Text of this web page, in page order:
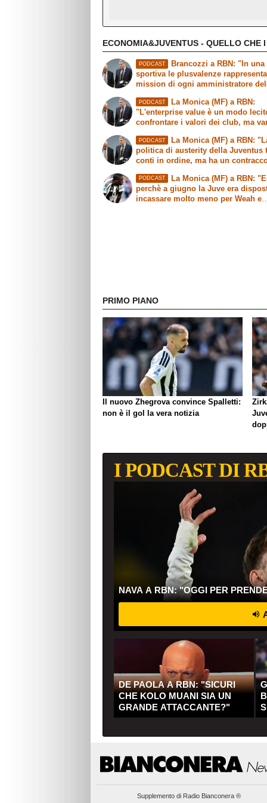
ECONOMIA&JUVENTUS - QUELLO CHE
PODCAST
Brancozzi a RBN: "In una
sportiva le plusvalenze
mission di ogni amministratore
PODCAST
La Monica (MF) a RBN:
"L'enterprise value è un modo
confrontare i valori dei club, ma
PODCAST
La Monica (MF) a RBN:
politica di austerity della Juventus
conti in ordine, ma ha un
PODCAST
La Monica (MF) a RBN:
perchè a giugno la Juve era
incassare molto meno per Weah e
PRIMO PIANO
Il nuovo Zhegrova convince Spalletti:
non è il gol la vera notizia
I PODCAST DI
NAVA A RBN: "OGGI PER
DE PAOLA A RBN: "SICURI
CHE KOLO MUANI SIA UN
GRANDE ATTACCANTE?"
Supplemento di Radio Bianconera ®